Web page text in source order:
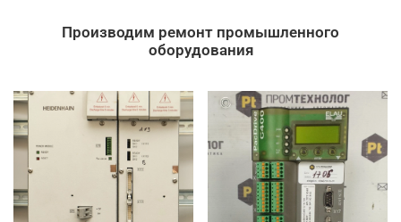
Производим ремонт промышленного
оборудования